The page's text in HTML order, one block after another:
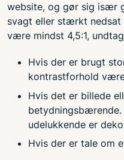
website, og gør sig især
svagt eller stærkt nedsat
være mindst 4,5:1,
Hvis der er brugt
kontrastforhold
Hvis det er billede
betydningsbærende.
udelukkende er
Hvis der er tale om